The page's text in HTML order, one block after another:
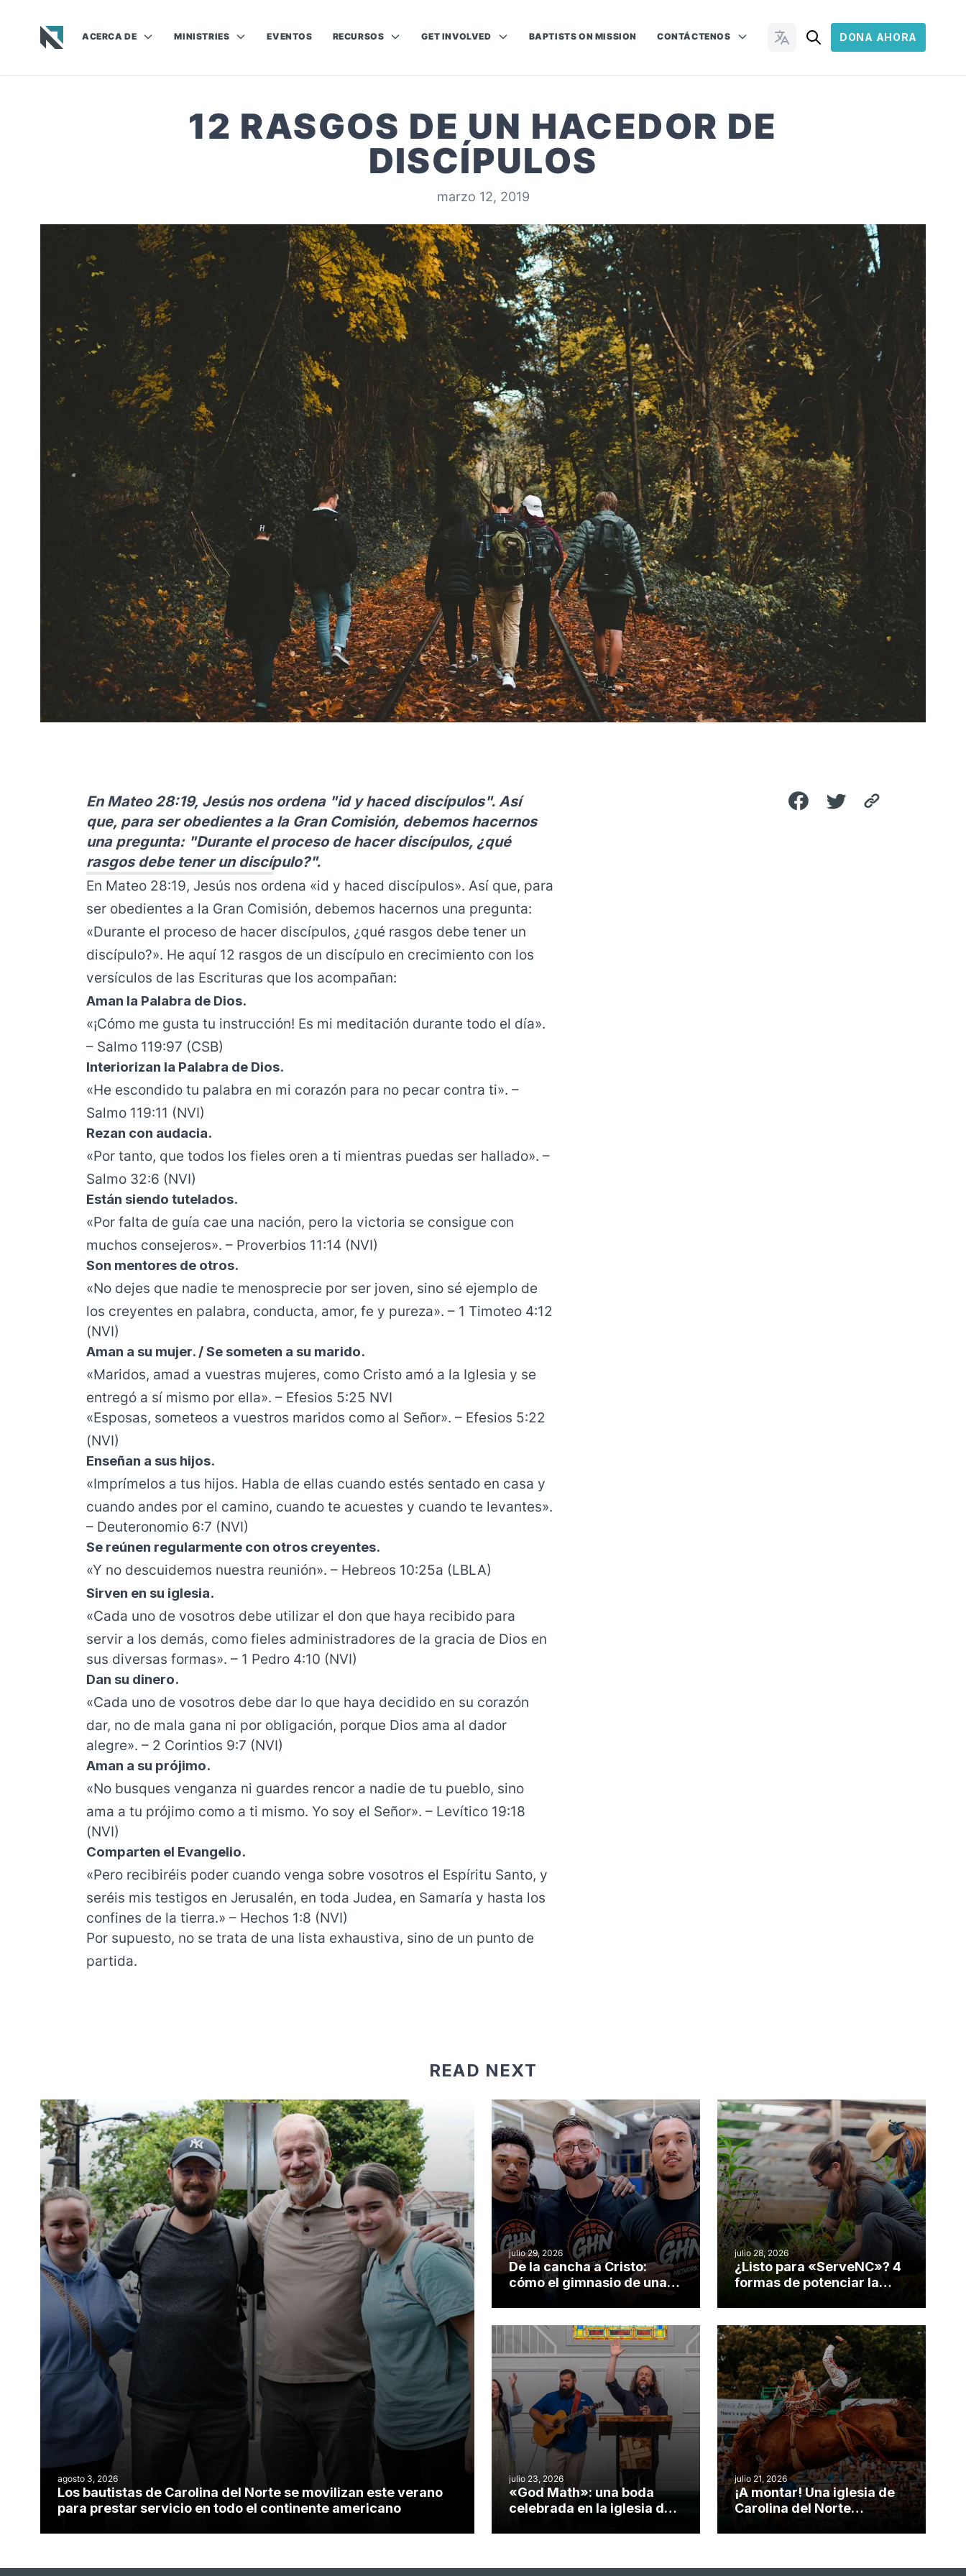
ACERCA DE MINISTRIES EVENTOS RECURSOS GET INVOLVED BAPTISTS ON MISSION CONTÁCTENOS Cambiar idiomaDONA AHORA
12 RASGOS DE UN HACEDOR DE
DISCÍPULOS
marzo 12, 2019
En Mateo 28:19, Jesús nos ordena "id y haced discípulos". Así
que, para ser obedientes a la Gran Comisión, debemos hacernos
una pregunta: "Durante el proceso de hacer discípulos, ¿qué
rasgos debe tener un discípulo?".
En Mateo 28:19, Jesús nos ordena «id y haced discípulos». Así que, para
ser obedientes a la Gran Comisión, debemos hacernos una pregunta:
«Durante el proceso de hacer discípulos, ¿qué rasgos debe tener un
discípulo?». He aquí 12 rasgos de un discípulo en crecimiento con los
versículos de las Escrituras que los acompañan:
Aman la Palabra de Dios.
«¡Cómo me gusta tu instrucción! Es mi meditación durante todo el día».
– Salmo 119:97 (CSB)
Interiorizan la Palabra de Dios.
«He escondido tu palabra en mi corazón para no pecar contra ti». –
Salmo 119:11 (NVI)
Rezan con audacia.
«Por tanto, que todos los fieles oren a ti mientras puedas ser hallado». –
Salmo 32:6 (NVI)
Están siendo tutelados.
«Por falta de guía cae una nación, pero la victoria se consigue con
muchos consejeros». – Proverbios 11:14 (NVI)
Son mentores de otros.
«No dejes que nadie te menosprecie por ser joven, sino sé ejemplo de
los creyentes en palabra, conducta, amor, fe y pureza». – 1 Timoteo 4:12
(NVI)
Aman a su mujer. / Se someten a su marido.
«Maridos, amad a vuestras mujeres, como Cristo amó a la Iglesia y se
entregó a sí mismo por ella». – Efesios 5:25 NVI
«Esposas, someteos a vuestros maridos como al Señor». – Efesios 5:22
(NVI)
Enseñan a sus hijos.
«Imprímelos a tus hijos. Habla de ellas cuando estés sentado en casa y
cuando andes por el camino, cuando te acuestes y cuando te levantes».
– Deuteronomio 6:7 (NVI)
Se reúnen regularmente con otros creyentes.
«Y no descuidemos nuestra reunión». – Hebreos 10:25a (LBLA)
Sirven en su iglesia.
«Cada uno de vosotros debe utilizar el don que haya recibido para
servir a los demás, como fieles administradores de la gracia de Dios en
sus diversas formas». – 1 Pedro 4:10 (NVI)
Dan su dinero.
«Cada uno de vosotros debe dar lo que haya decidido en su corazón
dar, no de mala gana ni por obligación, porque Dios ama al dador
alegre». – 2 Corintios 9:7 (NVI)
Aman a su prójimo.
«No busques venganza ni guardes rencor a nadie de tu pueblo, sino
ama a tu prójimo como a ti mismo. Yo soy el Señor». – Levítico 19:18
(NVI)
Comparten el Evangelio.
«Pero recibiréis poder cuando venga sobre vosotros el Espíritu Santo, y
seréis mis testigos en Jerusalén, en toda Judea, en Samaría y hasta los
confines de la tierra.» – Hechos 1:8 (NVI)
Por supuesto, no se trata de una lista exhaustiva, sino de un punto de
partida.
READ NEXT
agosto 3, 2026
Los bautistas de Carolina del Norte se movilizan este verano
para prestar servicio en todo el continente americano
julio 29, 2026
De la cancha a Cristo:
cómo el gimnasio de una
misionero te cuento
julio 28, 2026
¿Listo para «ServeNC»? 4
formas de potenciar la
julio 23, 2026
«God Math»: una boda
celebrada en la iglesia de
julio 21, 2026
¡A montar! Una iglesia de
Carolina del Norte